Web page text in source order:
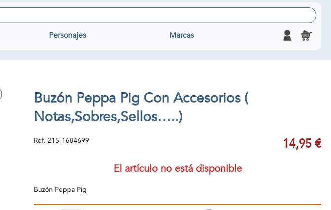
Personajes Marcas
Buzón Peppa Pig Con Accesorios (
Notas,Sobres,Sellos…..)
Ref. 215-1684699 14,95 €
El artículo no está disponible
Buzón Peppa Pig